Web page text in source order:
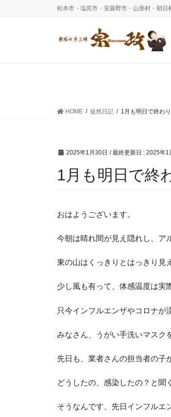
松本市・塩尻市・安曇野市・山形村・朝
HOME 徒然日記 1月も明日で終わり
2025年1月30日 / 最終更新日 : 2025年1
1月も明日で終
おはようございます。
今朝は晴れ間が見え隠れし、ア
東の山はくっきりとはっきり見
少し風も有って、体感温度は実
只今インフルエンザやコロナが
みなさん、うがい手洗いマスク
先日も、業者さんの担当者の子
どうしたの、感染したの？と聞
そうなんです、先日インフルエ